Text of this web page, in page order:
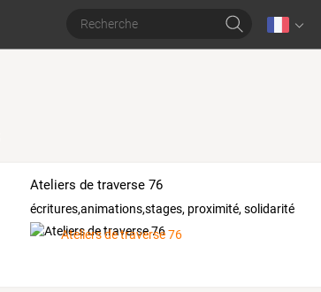
Ateliers de traverse 76
écritures,animations,stages, proximité, solidarité
Ateliers de traverse 76